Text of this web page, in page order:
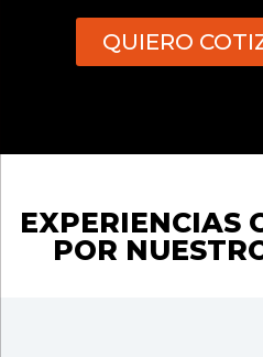
QUIERO
EXPERIENCIAS
POR